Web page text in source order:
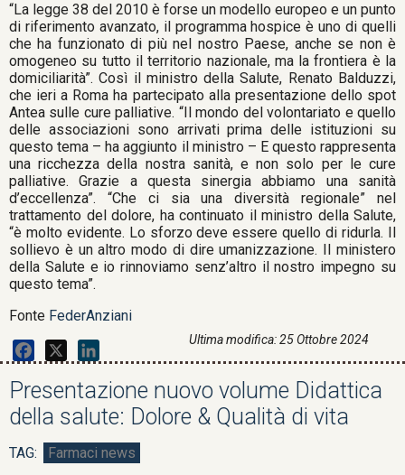
Ultima modifica: 25 Ottobre 2024
“La legge 38 del 2010 è forse un modello europeo e un punto
di riferimento avanzato, il programma hospice è uno di quelli
che ha funzionato di più nel nostro Paese, anche se non è
omogeneo su tutto il territorio nazionale, ma la frontiera è la
domiciliarità”. Così il ministro della Salute, Renato Balduzzi,
che ieri a Roma ha partecipato alla presentazione dello spot
Antea sulle cure palliative. “Il mondo del volontariato e quello
delle associazioni sono arrivati prima delle istituzioni su
questo tema – ha aggiunto il ministro – E questo rappresenta
una ricchezza della nostra sanità, e non solo per le cure
palliative. Grazie a questa sinergia abbiamo una sanità
d’eccellenza”. “Che ci sia una diversità regionale” nel
trattamento del dolore, ha continuato il ministro della Salute,
“è molto evidente. Lo sforzo deve essere quello di ridurla. Il
sollievo è un altro modo di dire umanizzazione. Il ministero
della Salute e io rinnoviamo senz’altro il nostro impegno su
questo tema”.
Fonte FederAnziani
Presentazione nuovo volume Didattica
della salute: Dolore & Qualità di vita
Farmaci news